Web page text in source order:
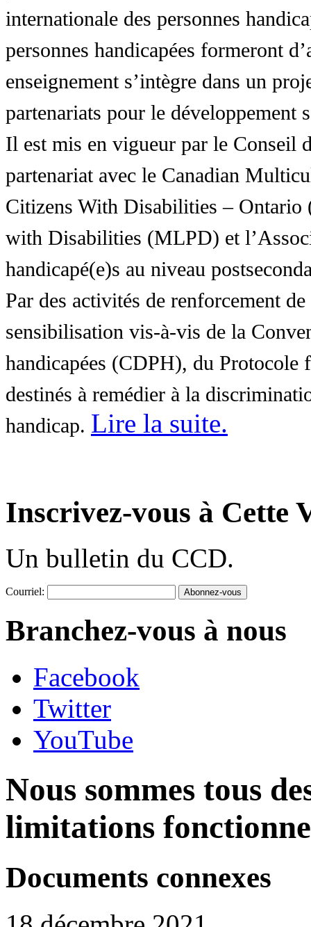
internationale des personnes
personnes handicapées formeront
enseignement s’intègre dans un
partenariats pour le développement
Il est mis en vigueur par le Conseil
partenariat avec le Canadian
Citizens With Disabilities – Ontario
with Disabilities (MLPD) et
handicapé(e)s au niveau
Par des activités de renforcement
sensibilisation vis-à-vis de la
handicapées (CDPH), du Protocole
destinés à remédier à la
handicap. Lire la suite.
Inscrivez-vous à Cette
Un bulletin du CCD.
Courriel:
Branchez-vous à nous
Facebook
Twitter
YouTube
Nous sommes tous
limitations
Documents connexes